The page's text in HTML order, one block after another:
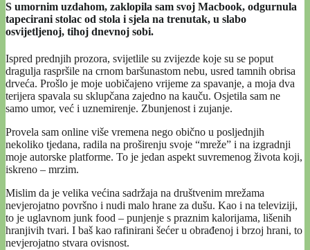
S umornim uzdahom, zaklopila sam svoj Macbook, odgurnula
tapecirani stolac od stola i sjela na trenutak, u slabo
osvijetljenoj, tihoj dnevnoj sobi.
Ispred prednjih prozora, svijetlile su zvijezde koje su se poput
dragulja raspršile na crnom baršunastom nebu, usred tamnih obrisa
drveća. Prošlo je moje uobičajeno vrijeme za spavanje, a moja dva
terijera spavala su sklupčana zajedno na kauču. Osjetila sam ne
samo umor, već i uznemirenje. Zbunjenost i zujanje.
Provela sam online više vremena nego obično u posljednjih
nekoliko tjedana, radila na proširenju svoje “mreže” i na izgradnji
moje autorske platforme. To je jedan aspekt suvremenog života koji,
iskreno – mrzim.
Mislim da je velika većina sadržaja na društvenim mrežama
nevjerojatno površno i nudi malo hrane za dušu. Kao i na televiziji,
to je uglavnom junk food – punjenje s praznim kalorijama, lišenih
hranjivih tvari. I baš kao rafinirani šećer u obrađenoj ​​i brzoj hrani, to
nevjerojatno stvara ovisnost.